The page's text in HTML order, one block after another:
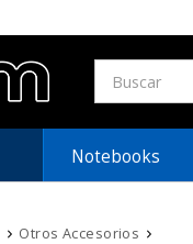
Notebooks
Otros Accesorios